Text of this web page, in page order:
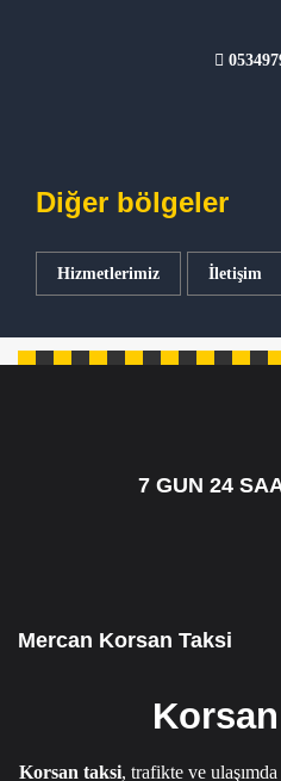
Diğer bölgeler
Hizmetlerimiz İletişim
7 GUN 24 SAAT
Mercan Korsan Taksi
Korsan taksi, trafikte ve